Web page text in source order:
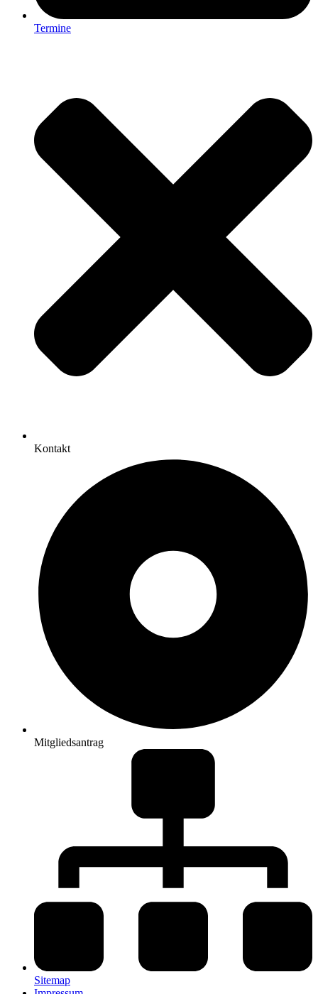
Termine
Kontakt
Mitgliedsantrag
Sitemap